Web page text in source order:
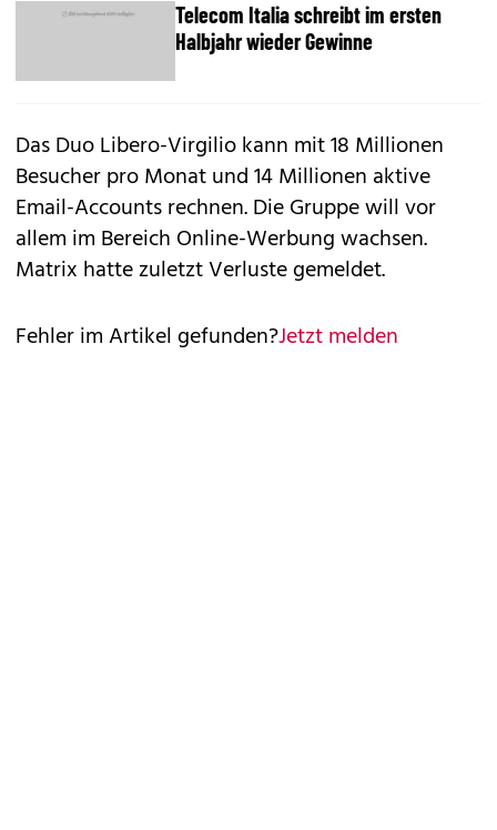
Telecom Italia schreibt im ersten
Halbjahr wieder Gewinne
Das Duo Libero-Virgilio kann mit 18 Millionen
Besucher pro Monat und 14 Millionen aktive
Email-Accounts rechnen. Die Gruppe will vor
allem im Bereich Online-Werbung wachsen.
Matrix hatte zuletzt Verluste gemeldet.
Fehler im Artikel gefunden?Jetzt melden